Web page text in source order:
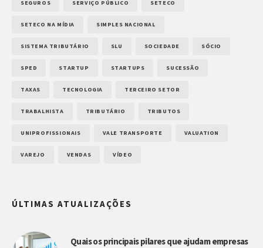
SEGUROS SERVIÇO PÚBLICO SETECO
SETECO NA MÍDIA SIMPLES NACIONAL
SISTEMA TRIBUTÁRIO SLU SOCIEDADE SÓCIO
SPED STARTUP STARTUPS SUCESSÃO
TAXAS TECNOLOGIA TERCEIRO SETOR
TRABALHISTA TRIBUTÁRIO TRIBUTOS
UNIPROFISSIONAIS VALE TRANSPORTE VALUATION
VAREJO VENDAS VÍDEO
ÚLTIMAS ATUALIZAÇÕES
Quais os principais pilares que ajudam empresas